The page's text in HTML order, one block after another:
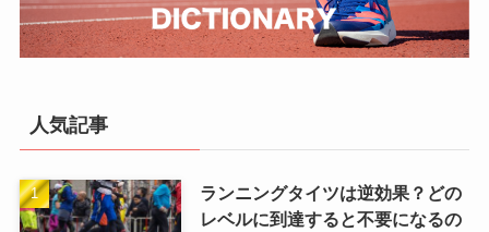
人気記事
ランニングタイツは逆効果？どの
レベルに到達すると不要になるの